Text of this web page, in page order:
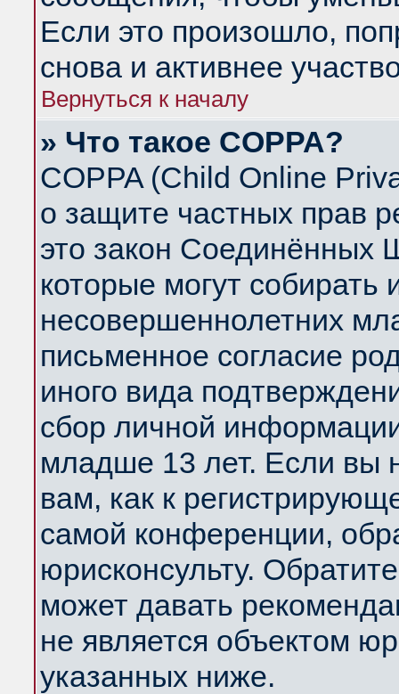
Если это произошло,
снова и активнее
Вернуться к началу
» Что такое COPPA?
COPPA (Child Online
о защите частных прав
это закон Соединённых
которые могут
несовершеннолетних
письменное согласие
иного вида
сбор личной
младше 13 лет. Если вы
вам, как к
самой конференции,
юрисконсульту.
может давать
не является объектом
указанных ниже.